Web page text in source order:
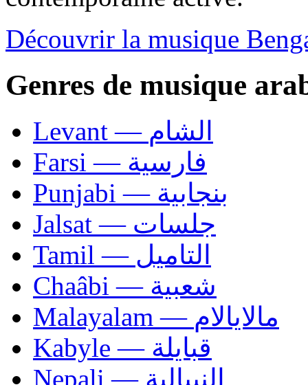
Découvrir la musique
Genres de musique
Levant — الشام
Farsi — فارسية
Punjabi — بنجابية
Jalsat — جلسات
Tamil — التاميل
Chaâbi — شعبية
Malayalam — مالايالام
Kabyle — قبايلة
Nepali — النيبالية